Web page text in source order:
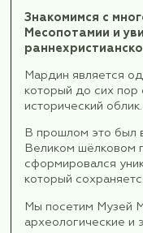
карпами. Пруд
дворе мечети
царём
воду, а
ловить.
В конце дня
отведаем